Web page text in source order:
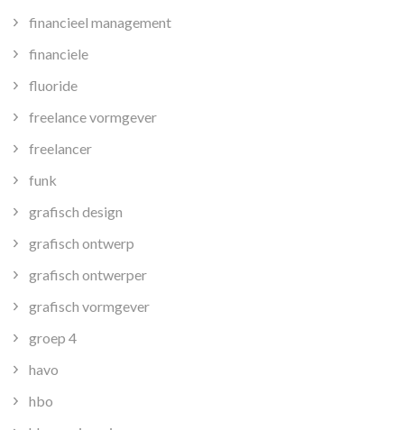
financieel management
financiele
fluoride
freelance vormgever
freelancer
funk
grafisch design
grafisch ontwerp
grafisch ontwerper
grafisch vormgever
groep 4
havo
hbo